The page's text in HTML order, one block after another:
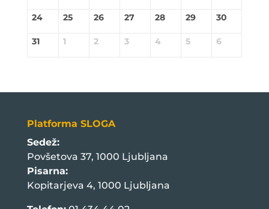
24 25 26 27 28 29 30
31 1 2 3 4 5 6
Platforma SLOGA
Sedež:
Povšetova 37, 1000 Ljubljana
Pisarna:
Kopitarjeva 4, 1000 Ljubljana